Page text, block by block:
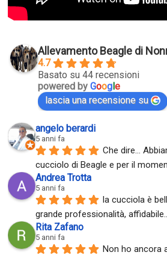
Allevamento Beagle di
4.7
Basato su 44 recensioni
powered byGoogle
lascia una recensione su
angelo berardi
5 anni fa
Che dire...
cucciolo di Beagle e per il
Andrea Trotta
5 anni fa
la cucciola è
grande professionalità, affidabile
Rita Zafano
5 anni fa
Non ho ancora